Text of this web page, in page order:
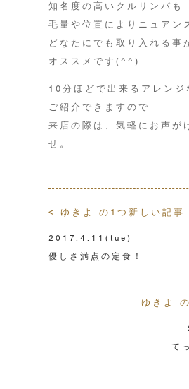
知名度の高いクルリンパも
毛量や位置によりニュアン
どなたにでも取り入れる事
オススメです(^^)
10分ほどで出来るアレンジ
ご紹介できますので
来店の際は、気軽にお声が
せ。
< ゆきよ の1つ新しい記事
2017.4.11 (tue)
優しさ満点の定食！
ゆきよ
て